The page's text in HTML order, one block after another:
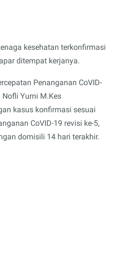
kesehatan terkonfirmasi
ditempat kerjanya.
Penanganan CoVID-
Nofli Yurni M.Kes
kasus konfirmasi sesuai
CoVID-19 revisi ke-5,
domisili 14 hari terakhir.